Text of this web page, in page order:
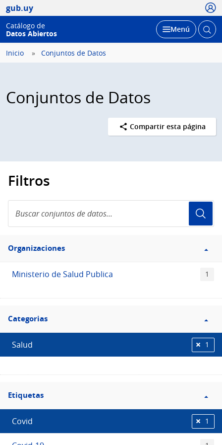
gub.uy
Catálogo de
Datos Abiertos
Desplegar
Menú Abrir
Inicio Conjuntos de Datos
Conjuntos de Datos
Compartir esta página
Filtros
conjuntos
de
Filtro
Organizaciones
Organizaciones
Ministerio de Salud Publica 1
Filtro
Categorias
Categorias
Salud 1
Filtro
Etiquetas
Etiquetas
Covid 1